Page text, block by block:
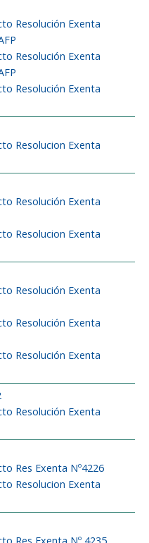
Resolución Exenta
Resolución Exenta
Resolución Exenta
Resolucion Exenta
Resolución Exenta
Resolucion Exenta
Resolución Exenta
Resolución Exenta
Resolución Exenta
Resolución Exenta
Res Exenta Nº4226
Resolucion Exenta